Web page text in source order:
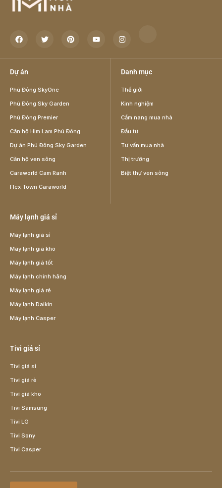
Dự án
Phú Đông SkyOne
Phú Đông Sky Garden
Phú Đông Premier
Căn hộ Him Lam Phú Đông
Dự án Phú Đông Sky Garden
Căn hộ ven sông
Caraworld Cam Ranh
Flex Town Caraworld
Danh mục
Thế giới
Kinh nghiệm
Cẩm nang mua nhà
Đầu tư
Tư vấn mua nhà
Thị trường
Biệt thự ven sông
Máy lạnh giá sỉ
Máy lạnh giá sỉ
Máy lạnh giá kho
Máy lạnh giá tốt
Máy lạnh chính hãng
Máy lạnh giá rẻ
Máy lạnh Daikin
Máy lạnh Casper
Tivi giá sỉ
Tivi giá sỉ
Tivi giá rẻ
Tivi giá kho
Tivi Samsung
Tivi LG
Tivi Sony
Tivi Casper